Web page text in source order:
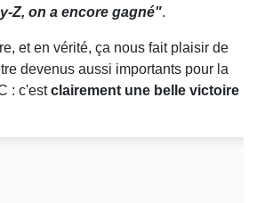
Z, on a encore gagné".
et en vérité, ça nous fait plaisir de
devenus aussi importants pour la
: c'estclairement une belle victoire